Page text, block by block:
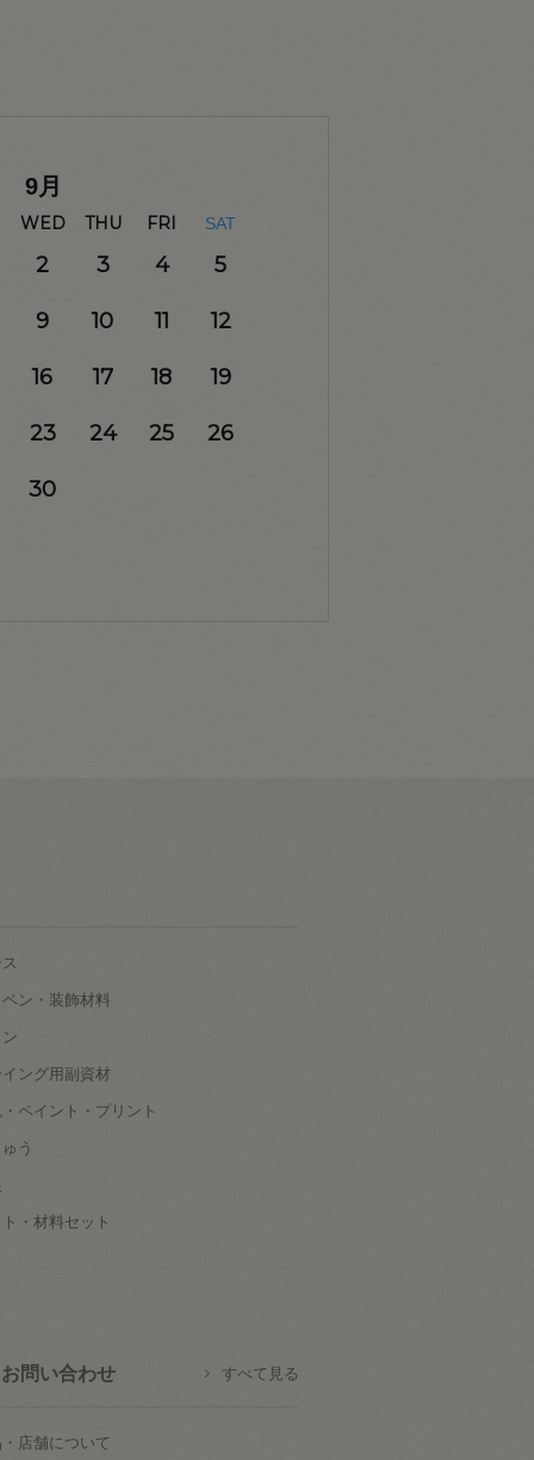
9月
WED THU FRI SAT
2 3 4 5
9 10 11 12
16 17 18 19
23 24 25 26
30
ン・装飾材料
ング用副資材
ペイント・プリント
う
・材料セット
お問い合わせ すべて見る
店舗について